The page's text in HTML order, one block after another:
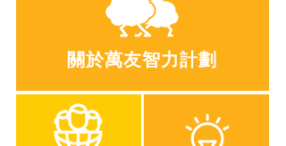
關於萬友智力計劃